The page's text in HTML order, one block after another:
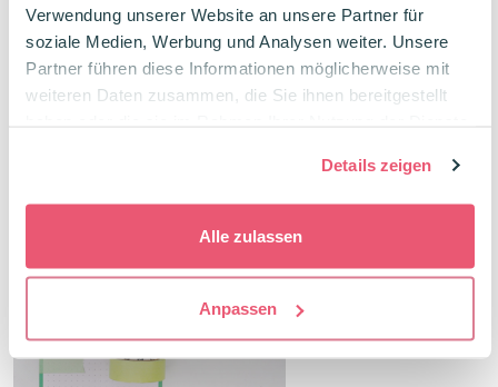
Verwendung unserer Website an unsere Partner für
soziale Medien, Werbung und Analysen weiter. Unsere
Partner führen diese Informationen möglicherweise mit
weiteren Daten zusammen, die Sie ihnen bereitgestellt
Details zeigen
Alle zulassen
Anpassen
7,95€ Ursprünglicher
Preis
war:
7,95€
6,93 € Aktueller
Preis
ist:
6,93€.
2,45€
Package Deal